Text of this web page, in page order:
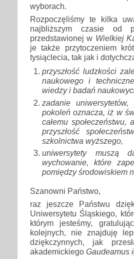
wyborach.
Rozpoczęliśmy te kilka
najbliższym czasie od
przedstawionej w Wielkiej
je także przytoczeniem
tysiąclecia, tak jak i
przyszłość ludzkości
naukowego i
wiedzy i badań
zadanie
pokoleń oznacza, iż w
całemu
przyszłość
szkolnictwa wyższego,
uniwersytety muszą
wychowanie, które
pomiędzy środowiskiem
Szanowni Państwo,
raz jeszcze Państwu
Uniwersytetu Śląskiego,
którym jesteśmy,
kolejnych, nie znajduję
dziękczynnych, jak
akademickiego Gaudeamus